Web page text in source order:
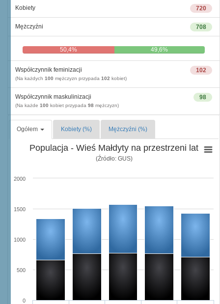
720
Kobiety
708
Mężczyźni
50,4% 49,6%
102
Współczynnik feminizacji
(Na każdych 100 mężczyzn przypada 102 kobiet)
98
Współczynnik maskulinizacji
(Na każde 100 kobiet przypada 98 mężczyzn)
Ogółem Kobiety (%) Mężczyźni (%)
Populacja - Wieś Małdyty na przestrzeni lat
(Źródło: GUS)
0
500
1000
1500
2000